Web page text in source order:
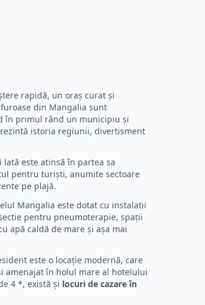
rapidă, un oraș curat și
din Mangalia sunt
în primul rând un municipiu și
istoria regiunii, divertisment
este atinsă în partea sa
pentru turiști, anumite sectoare
pe plajă.
Mangalia este dotat cu instalatii
pentru pneumoterapie, spații
apă caldă de mare și așa mai
este o locație modernă, care
amenajat în holul mare al hotelului
4 *, există și locuri de cazare în